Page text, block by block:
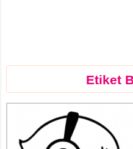
Etiket